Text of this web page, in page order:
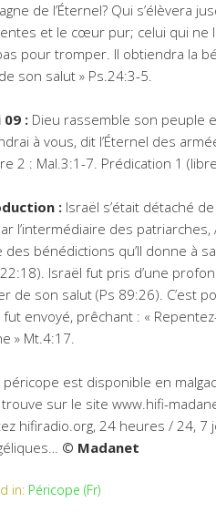
de l’Éternel? Qui s’élèvera
et le cœur pur; celui qui ne
pour tromper. Il obtiendra la
son salut » Ps.24:3-5.
09 : Dieu rassemble son peuple
à vous, dit l’Éternel des
2 : Mal.3:1-7. Prédication 1
: Israël s’était détaché
l’intermédiaire des
des bénédictions qu’Il donne à
Israël fut pris d’une
de son salut (Ps 89:26). C’est
fut envoyé, prêchant : «
» Mt.4:17.
péricope est disponible en
sur le site www.hifi-
hifiradio.org, 24 heures / 24,
© Madanet
in: Péricope (Fr)